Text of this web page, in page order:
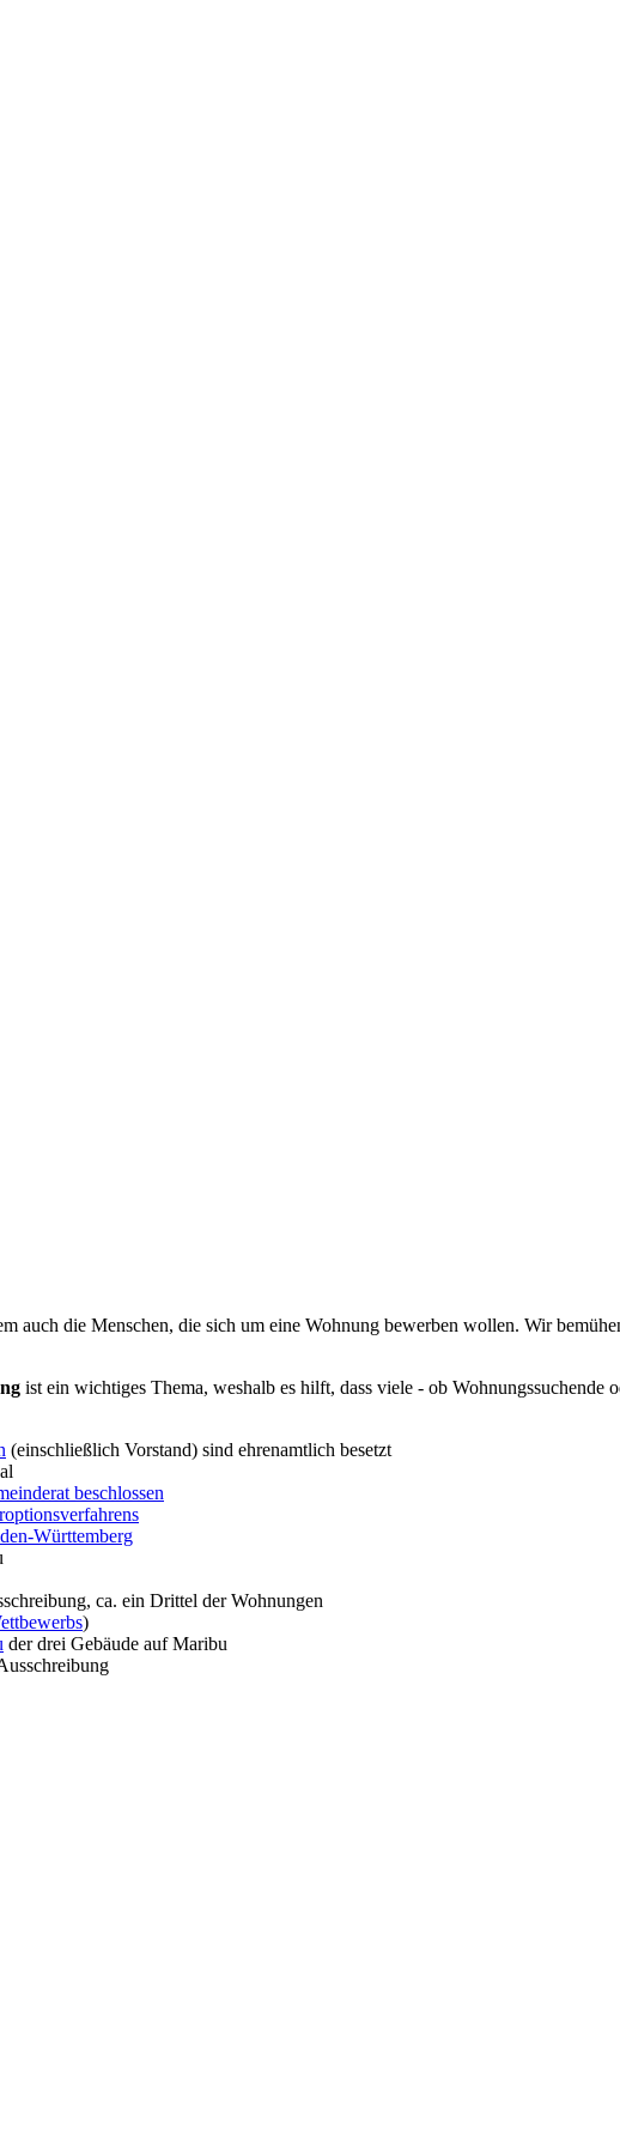
auch die Menschen, die sich um eine Wohnung bewerben wollen. Wir
ist ein wichtiges Thema, weshalb es hilft, dass viele - ob Wohnungssuchende
(einschließlich Vorstand) sind ehrenamtlich besetzt
beschlossen
Württemberg
ca. ein Drittel der Wohnungen
)
der drei Gebäude auf Maribu